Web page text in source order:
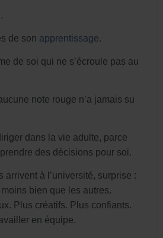
de son apprentissage.
de soi qui ne s’écroule pas au
note rouge n’a jamais su
dans la vie adulte, parce
des décisions pour soi.
arrivent à l’université, surprise :
bien que les autres.
Plus créatifs. Plus confiants.
en équipe.